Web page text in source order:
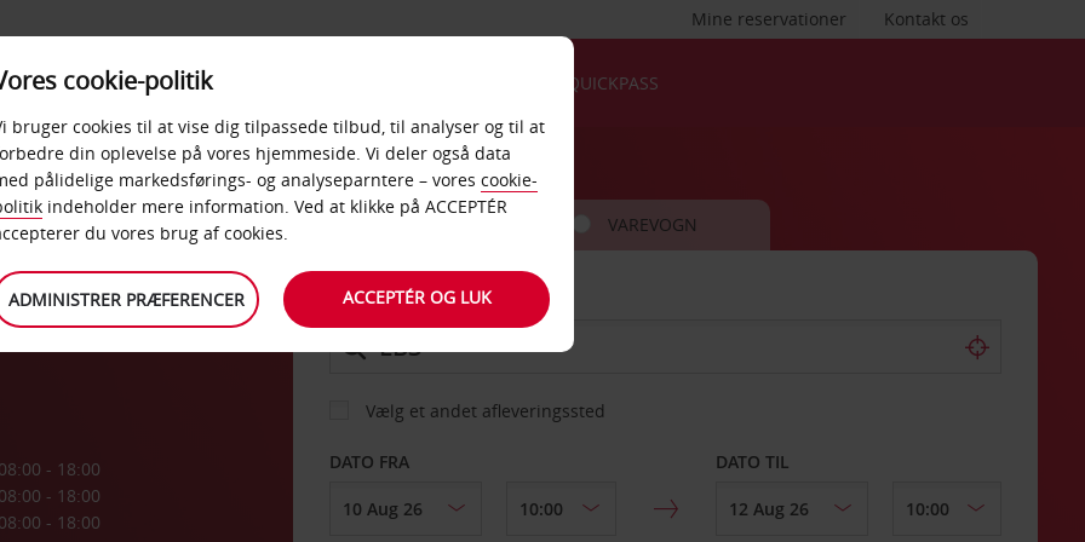
Kontakt os
Mine reservationer
PRODUKTER &
KONTORER
QUICKPASS
08:00 - 18:00
08:00 - 18:00
08:00 - 18:00
BIL VAREVOGN
AFHENT FRA
Vælg et andet afleveringssted
DATO FRA DATO TIL
cookie-politik
bruger cookies til at vise dig tilpassede tilbud, til analyser og til at
din oplevelse på vores hjemmeside. Vi deler også data
pålidelige markedsførings- og analyseparntere – vores cookie-
indeholder mere information. Ved at klikke på ACCEPTÉR
du vores brug af cookies.
ADMINISTRER PRÆFERENCER ACCEPTÉR OG LUK